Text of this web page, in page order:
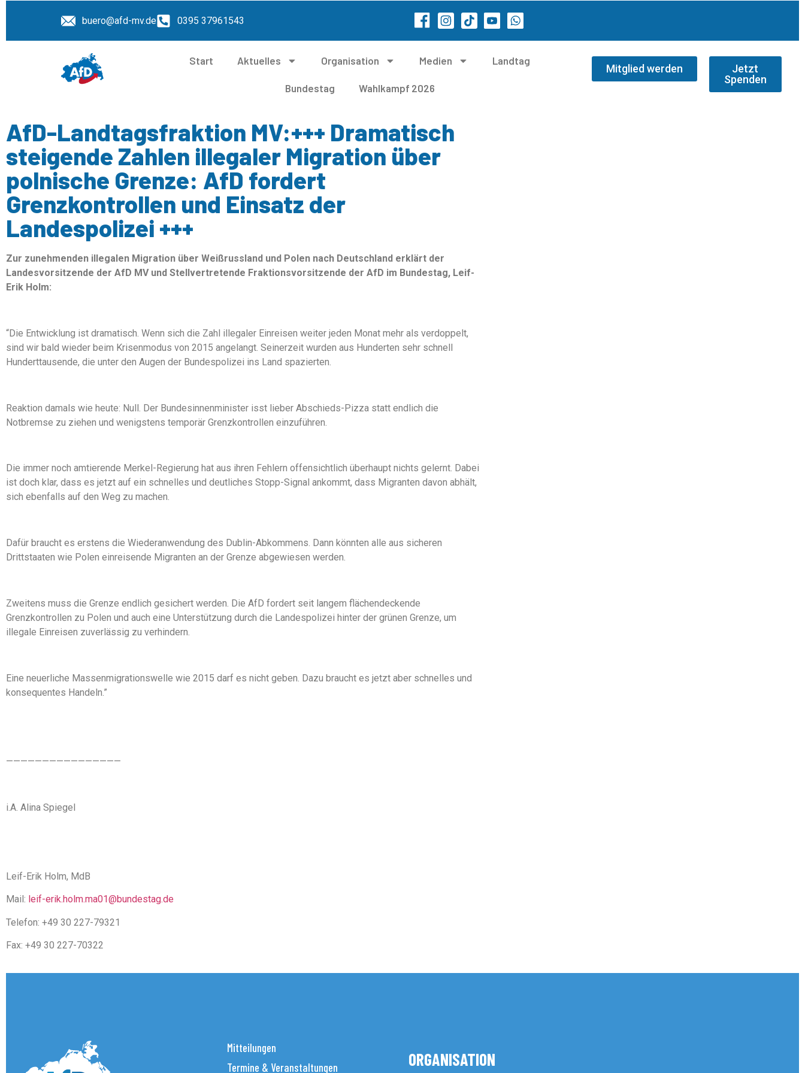
buero@afd-mv.de 0395 37961543
Start Aktuelles Organisation Medien Landtag
Bundestag Wahlkampf 2026
Mitglied werden
Jetzt
Spenden
AfD-Landtagsfraktion MV:+++ Dramatisch
steigende Zahlen illegaler Migration über
polnische Grenze: AfD fordert
Grenzkontrollen und Einsatz der
Landespolizei +++
Zur zunehmenden illegalen Migration über Weißrussland und Polen nach Deutschland erklärt der
Landesvorsitzende der AfD MV und Stellvertretende Fraktionsvorsitzende der AfD im Bundestag, Leif-
Erik Holm:
“Die Entwicklung ist dramatisch. Wenn sich die Zahl illegaler Einreisen weiter jeden Monat mehr als verdoppelt,
sind wir bald wieder beim Krisenmodus von 2015 angelangt. Seinerzeit wurden aus Hunderten sehr schnell
Hunderttausende, die unter den Augen der Bundespolizei ins Land spazierten.
Reaktion damals wie heute: Null. Der Bundesinnenminister isst lieber Abschieds-Pizza statt endlich die
Notbremse zu ziehen und wenigstens temporär Grenzkontrollen einzuführen.
Die immer noch amtierende Merkel-Regierung hat aus ihren Fehlern offensichtlich überhaupt nichts gelernt. Dabei
ist doch klar, dass es jetzt auf ein schnelles und deutliches Stopp-Signal ankommt, dass Migranten davon abhält,
sich ebenfalls auf den Weg zu machen.
Dafür braucht es erstens die Wiederanwendung des Dublin-Abkommens. Dann könnten alle aus sicheren
Drittstaaten wie Polen einreisende Migranten an der Grenze abgewiesen werden.
Zweitens muss die Grenze endlich gesichert werden. Die AfD fordert seit langem flächendeckende
Grenzkontrollen zu Polen und auch eine Unterstützung durch die Landespolizei hinter der grünen Grenze, um
illegale Einreisen zuverlässig zu verhindern.
Eine neuerliche Massenmigrationswelle wie 2015 darf es nicht geben. Dazu braucht es jetzt aber schnelles und
konsequentes Handeln.”
————————————————
i.A. Alina Spiegel
Leif-Erik Holm, MdB
Mail: leif-erik.holm.ma01@bundestag.de
Telefon: +49 30 227-79321
Fax: +49 30 227-70322
Mitteilungen
Termine & Veranstaltungen
ORGANISATION